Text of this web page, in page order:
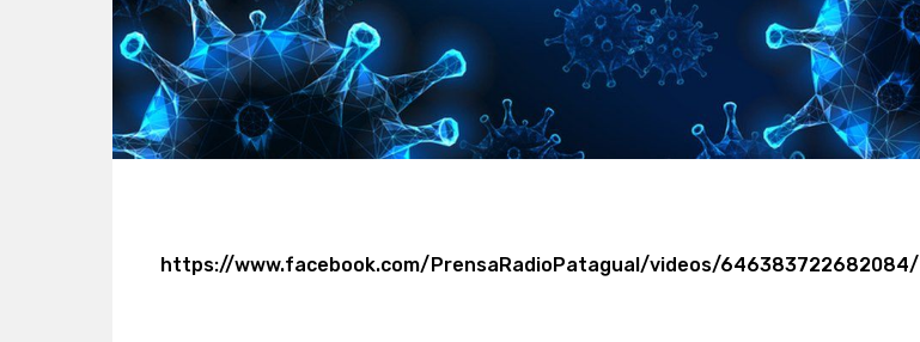
https://www.facebook.com/PrensaRadioPatagual/videos/646383722682084/